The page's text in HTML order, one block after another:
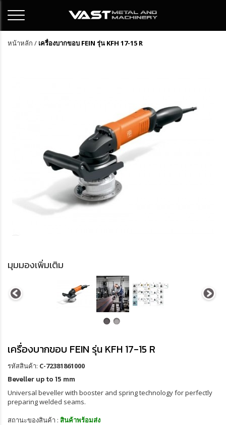
หน้าหลัก / เครื่องบากขอบ FEIN รุ่น KFH 17-15 R
มุมมองเพิ่มเติม
เครื่องบากขอบ FEIN รุ่น KFH 17-15 R
รหัสสินค้า: C-72381861000
Beveller up to 15 mm
Universal beveller with booster and spring technology for perfectly
preparing welded seams.
สถานะของสินค้า : สินค้าพร้อมส่ง